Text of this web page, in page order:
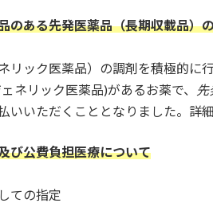
のある先発医薬品（長期収載品）
リック医薬品）の調剤を積極的に行
ネリック医薬品)があるお薬で、
いいただくこととなりました。詳
び公費負担医療について
ての指定